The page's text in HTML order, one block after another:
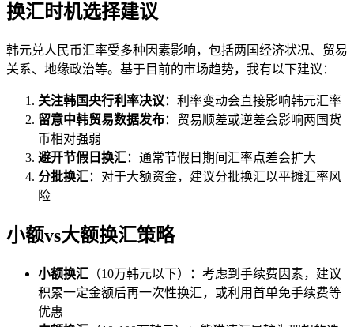
换汇时机选择建议
韩元兑人民币汇率受多种因素影响，包括两国经济状况、贸易
关系、地缘政治等。基于目前的市场趋势，我有以下建议：
关注韩国央行利率决议 ：利率变动会直接影响韩元汇率
留意中韩贸易数据发布：贸易顺差或逆差会影响两国货
币相对强弱
避开节假日换汇：通常节假日期间汇率点差会扩大
分批换汇：对于大额资金，建议分批换汇以平摊汇率风
险
小额vs大额换汇策略
小额换汇 （10万韩元以下）：考虑到手续费因素，建议
积累一定金额后再一次性换汇，或利用首单免手续费等
优惠